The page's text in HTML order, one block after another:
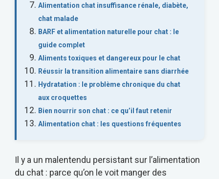
Alimentation chat insuffisance rénale, diabète,
chat malade
BARF et alimentation naturelle pour chat : le
guide complet
Aliments toxiques et dangereux pour le chat
Réussir la transition alimentaire sans diarrhée
Hydratation : le problème chronique du chat
aux croquettes
Bien nourrir son chat : ce qu’il faut retenir
Alimentation chat : les questions fréquentes
Il y a un malentendu persistant sur l’alimentation
du chat : parce qu’on le voit manger des